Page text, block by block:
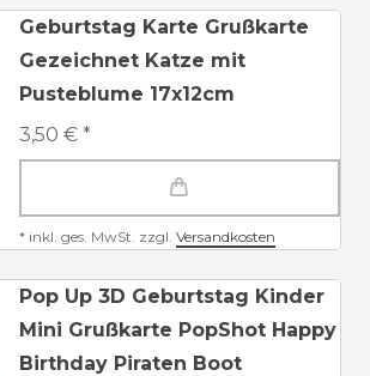
Geburtstag Karte Grußkarte
Gezeichnet Katze mit
Pusteblume 17x12cm
3,50 € *
* inkl. ges. MwSt. zzgl. Versandkosten
Pop Up 3D Geburtstag Kinder
Mini Grußkarte PopShot Happy
Birthday Piraten Boot